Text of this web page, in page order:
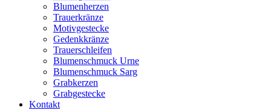
Blumenherzen
Trauerkränze
Motivgestecke
Gedenkkränze
Trauerschleifen
Blumenschmuck Urne
Blumenschmuck Sarg
Grabkerzen
Grabgestecke
Kontakt